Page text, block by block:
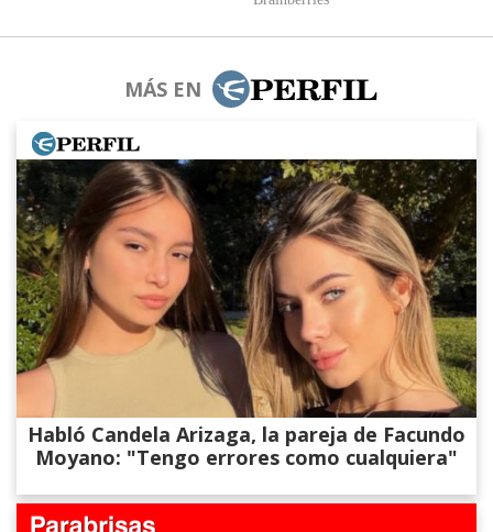
MÁS EN
Habló Candela Arizaga, la pareja de Facundo
Moyano: "Tengo errores como cualquiera"